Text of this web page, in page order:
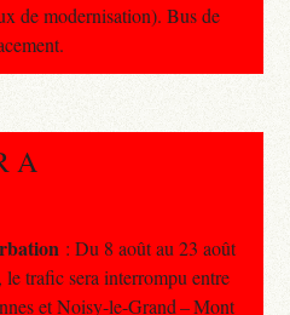
de modernisation). Bus de
A
: Du 8 août au 23 août
le trafic sera interrompu entre
et Noisy-le-Grand – Mont